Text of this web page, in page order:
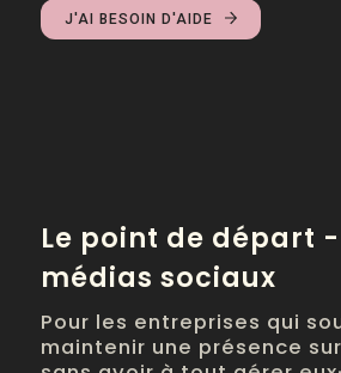
J'AI BESOIN D'AIDE
Le point de départ -
médias sociaux
Pour les entreprises qui
maintenir une présence